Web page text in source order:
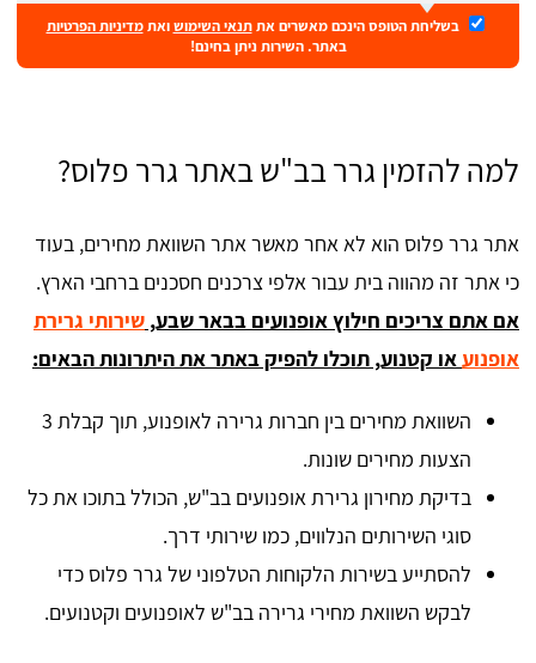
בשליחת הטופס הינכם מאשרים אתתנאי השימושואתמדיניות הפרטיות
באתר. השירות ניתן בחינם!
למה להזמין גרר בב"ש באתר גרר פלוס?
אתר גרר פלוס הוא לא אחר מאשר אתר השוואת מחירים, בעוד
כי אתר זה מהווה בית עבור אלפי צרכנים חסכנים ברחבי הארץ.
אם אתם צריכים חילוץ אופנועים בבאר שבע, שירותי גרירת
אופנועאו קטנוע, תוכלו להפיק באתר את היתרונות הבאים:
השוואת מחירים בין חברות גרירה לאופנוע, תוך קבלת 3
הצעות מחירים שונות.
בדיקת מחירון גרירת אופנועים בב"ש, הכולל בתוכו את כל
סוגי השירותים הנלווים, כמו שירותי דרך.
להסתייע בשירות הלקוחות הטלפוני של גרר פלוס כדי
לבקש השוואת מחירי גרירה בב"ש לאופנועים וקטנועים.